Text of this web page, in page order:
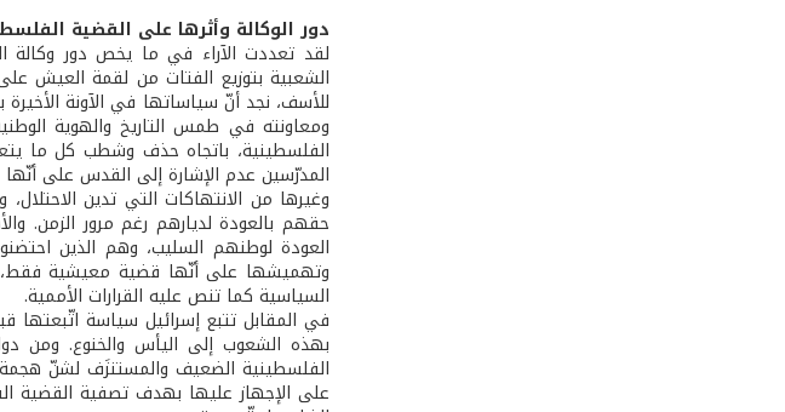
دور الوكالة وأثرها على القضية
لقد تعددت الآراء في ما يخص دور
الشعبية بتوزيع الفتات من لقمة العيش
للأسف، نجد أنّ سياساتها في الآونة
ومعاونته في طمس التاريخ والهوية
الفلسطينية، باتجاه حذف وشطب كل ما
المدرّسين عدم الإشارة إلى القدس على
وغيرها من الانتهاكات التي تدين
حقهم بالعودة لديارهم رغم مرور الزمن.
العودة لوطنهم السليب، وهم الذين
وتهميشها على أنّها قضية معيشية فقط،
السياسية كما تنص عليه القرارات الأممية.
في المقابل تتبع إسرائيل سياسة
بهذه الشعوب إلى اليأس والخنوع. ومن
الفلسطينية الضعيف والمستنزَف لشنّ هجمة